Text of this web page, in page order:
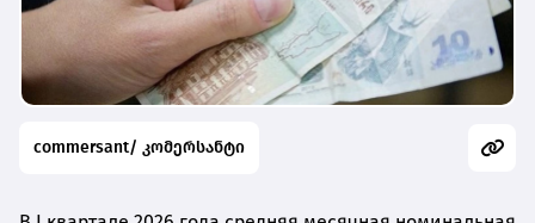
commersant/ კომერსანტი